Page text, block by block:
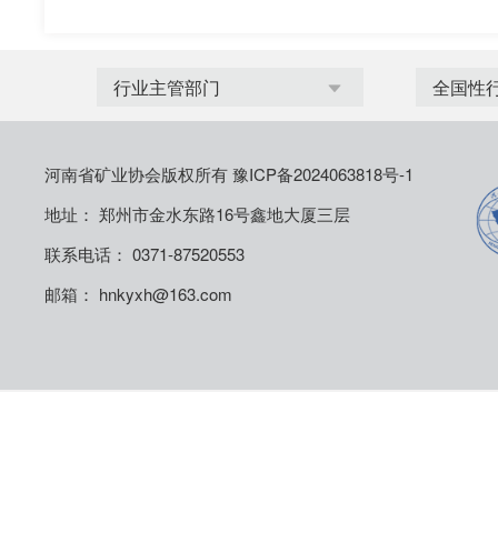
河南省矿业协会版权所有豫ICP备2024063818号-1
地址： 郑州市金水东路16号鑫地大厦三层
联系电话： 0371-87520553
邮箱： hnkyxh@163.com